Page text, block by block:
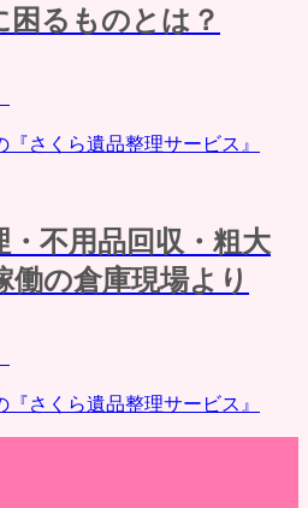
困るものとは？
さくら遺品整理サービス』
不用品回収・粗大
働の倉庫現場より
さくら遺品整理サービス』